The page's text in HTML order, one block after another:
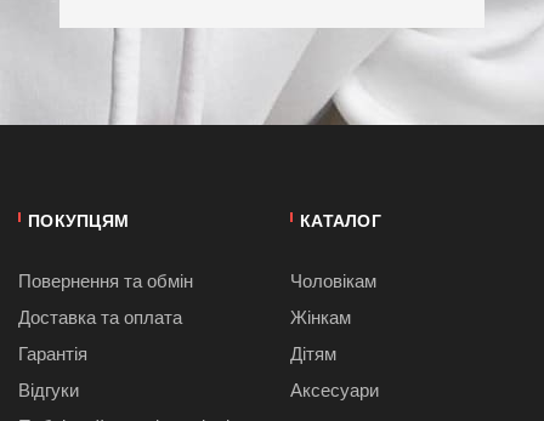
ПОКУПЦЯМ
Повернення та обмін
Доставка та оплата
Гарантія
Відгуки
КАТАЛОГ
Чоловікам
Жінкам
Дітям
Аксесуари